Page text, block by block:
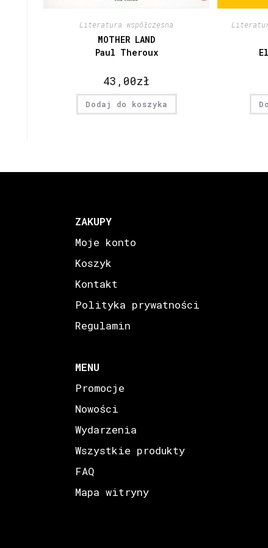
Literatura współczesna
MOTHER LAND
Paul Theroux
43,00zł
Dodaj do koszyka
ZAKUPY
Moje konto
Koszyk
Kontakt
Polityka prywatności
Regulamin
MENU
Promocje
Nowości
Wydarzenia
Wszystkie produkty
FAQ
Mapa witryny